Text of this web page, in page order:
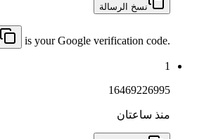
نسخ الرسالة
is your Google verification code.
1
16469226995
منذ ساعتان